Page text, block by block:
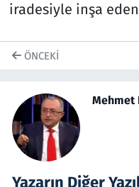
iradesiyle inşa
ÖNCEKI
Mehmet
Yazarın Diğer